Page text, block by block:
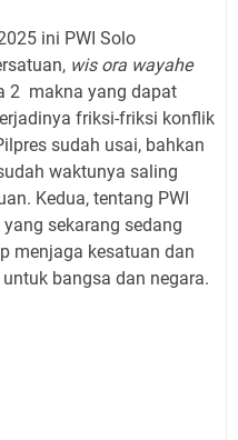
ini PWI Solo
wis ora wayahe
2 makna yang dapat
friksi-friksi konflik
sudah usai, bahkan
waktunya saling
Kedua, tentang PWI
sekarang sedang
menjaga kesatuan dan
bangsa dan negara.